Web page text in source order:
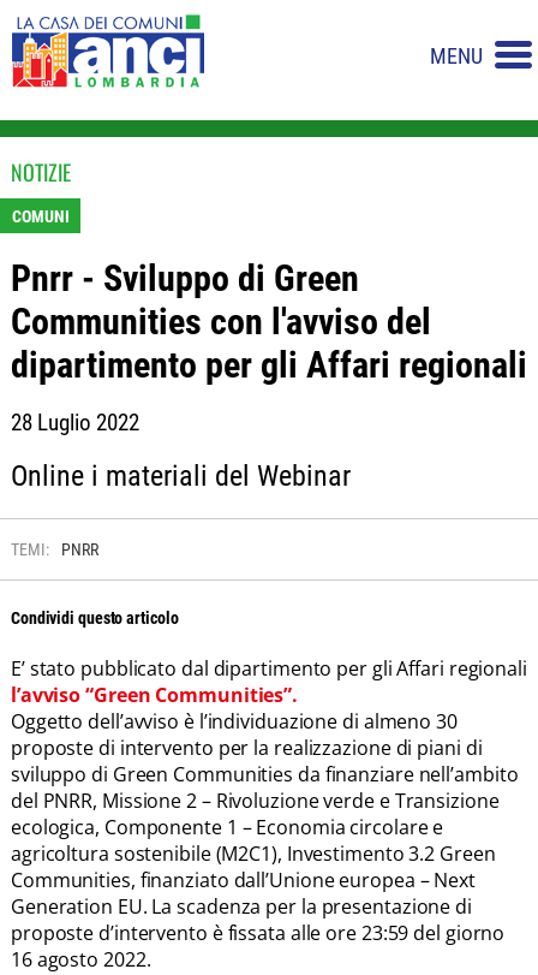
MENU
NOTIZIE
COMUNI
Pnrr - Sviluppo di Green
Communities con l'avviso del
dipartimento per gli Affari regionali
28 Luglio 2022
Online i materiali del Webinar
TEMI: PNRR
Condividi questo articolo
E’ stato pubblicato dal dipartimento per gli Affari regionali
l’avviso “Green Communities”.
Oggetto dell’avviso è l’individuazione di almeno 30
proposte di intervento per la realizzazione di piani di
sviluppo di Green Communities da finanziare nell’ambito
del PNRR, Missione 2 – Rivoluzione verde e Transizione
ecologica, Componente 1 – Economia circolare e
agricoltura sostenibile (M2C1), Investimento 3.2 Green
Communities, finanziato dall’Unione europea – Next
Generation EU. La scadenza per la presentazione di
proposte d’intervento è fissata alle ore 23:59 del giorno
16 agosto 2022.